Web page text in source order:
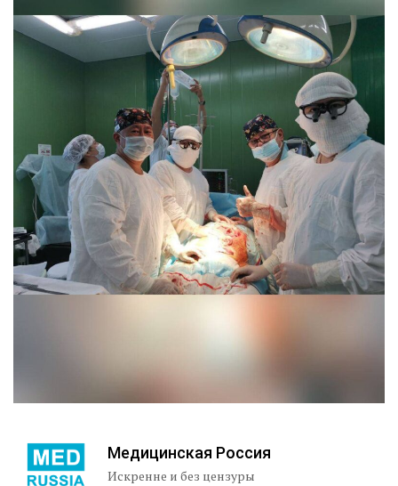
Медицинская Россия
Искренне и без цензуры